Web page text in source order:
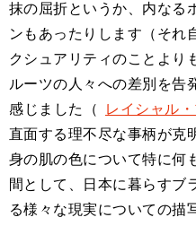
抹の屈折というか、内なる
ンもあったりします（それ
クシュアリティのことより
ルーツの人々への差別を告
感じました（
レイシャル
直面する理不尽な事柄が克
身の肌の色について特に何
間として、日本に暮らすブ
る様々な現実についての描